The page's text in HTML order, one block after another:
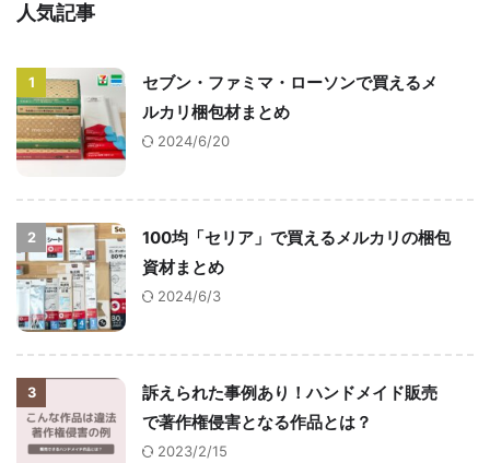
人気記事
1
セブン・ファミマ・ローソンで買えるメ
ルカリ梱包材まとめ
2024/6/20
2
100均「セリア」で買えるメルカリの梱包
資材まとめ
2024/6/3
3
訴えられた事例あり！ハンドメイド販売
で著作権侵害となる作品とは？
2023/2/15